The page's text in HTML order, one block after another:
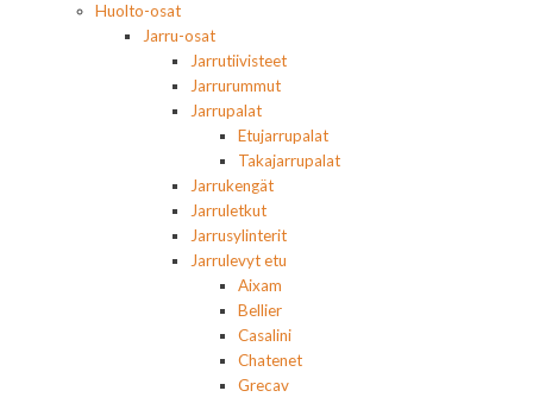
Huolto-osat
Jarru-osat
Jarrutiivisteet
Jarrurummut
Jarrupalat
Etujarrupalat
Takajarrupalat
Jarrukengät
Jarruletkut
Jarrusylinterit
Jarrulevyt etu
Aixam
Bellier
Casalini
Chatenet
Grecav